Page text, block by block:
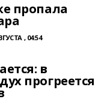
пропала
, 04:54
в
прогреется